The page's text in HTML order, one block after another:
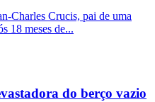
Charles Crucis, pai de uma
18 meses de...
do berço vazio